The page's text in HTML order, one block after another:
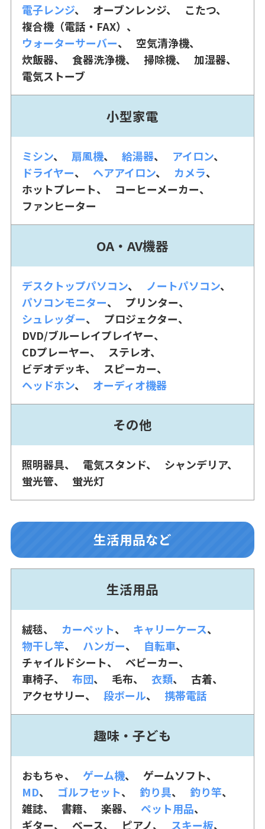
電子レンジ オーブンレンジ
こたつ
複合機（電話・FAX）
ウォーターサーバー
空気清浄機
炊飯器
食器洗浄機 掃除機
加湿器
電気ストーブ
小型家電
ミシン 扇風機 給湯器
アイロン
ドライヤー
ヘアアイロン
カメラ
ホットプレート
コーヒーメーカー
ファンヒーター
OA・AV機器
デスクトップパソコン
ノートパソコン
パソコンモニター
プリンター
シュレッダー
プロジェクター
DVD/ブルーレイプレイヤー
CDプレーヤー
ステレオ
ビデオデッキ
スピーカー
ヘッドホン
オーディオ機器
その他
照明器具 電気スタンド
シャンデリア
蛍光管
蛍光灯
生活用品など
生活用品
絨毯 カーペット
キャリーケース
物干し竿
ハンガー
自転車
チャイルドシート
ベビーカー
車椅子
布団 毛布 衣類
古着
アクセサリー
段ボール 携帯電話
趣味・子ども
おもちゃ ゲーム機
ゲームソフト
MD
ゴルフセット 釣り具
釣り竿
雑誌
書籍 楽器
ペット用品
ギター
ベース ピアノ スキー板